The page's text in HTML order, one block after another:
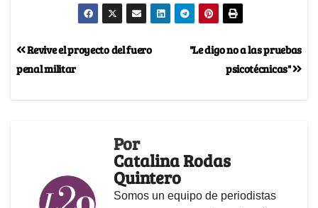
"Le digo no a las pruebas
psicotécnicas"
Revive el proyecto del fuero
penal militar
Por
Catalina Rodas
Quintero
Somos un equipo de periodistas